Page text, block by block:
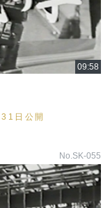
日公開
No.SK-055